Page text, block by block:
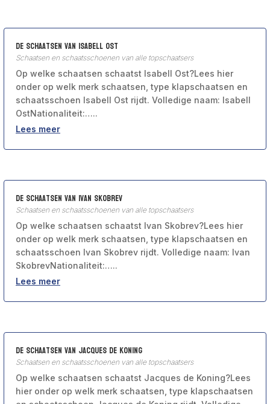
De schaatsen van Isabell Ost
Schaatsen en schaatsschoenen van alle topschaatsers
Op welke schaatsen schaatst Isabell Ost?Lees hier
onder op welk merk schaatsen, type klapschaatsen en
schaatsschoen Isabell Ost rijdt. Volledige naam: Isabell
OstNationaliteit:…..
Lees meer
De schaatsen van Ivan Skobrev
Schaatsen en schaatsschoenen van alle topschaatsers
Op welke schaatsen schaatst Ivan Skobrev?Lees hier
onder op welk merk schaatsen, type klapschaatsen en
schaatsschoen Ivan Skobrev rijdt. Volledige naam: Ivan
SkobrevNationaliteit:…..
Lees meer
De schaatsen van Jacques de Koning
Schaatsen en schaatsschoenen van alle topschaatsers
Op welke schaatsen schaatst Jacques de Koning?Lees
hier onder op welk merk schaatsen, type klapschaatsen